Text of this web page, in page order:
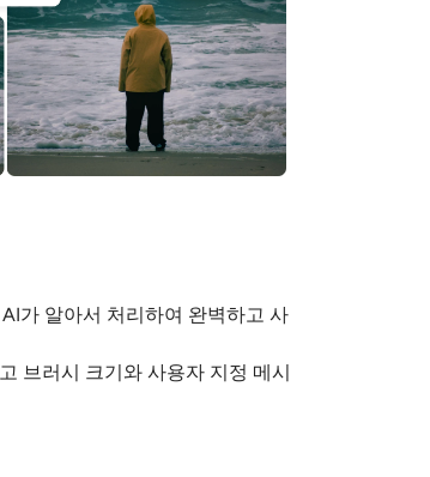
가 알아서 처리하여 완벽하고 사
브러시 크기와 사용자 지정 메시